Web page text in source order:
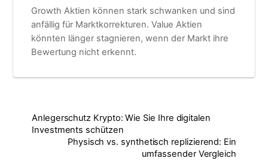
Growth Aktien können stark schwanken und sind
anfällig für Marktkorrekturen. Value Aktien
könnten länger stagnieren, wenn der Markt ihre
Bewertung nicht erkennt.
Anlegerschutz Krypto: Wie Sie Ihre digitalen
Investments schützen
Physisch vs. synthetisch replizierend: Ein
umfassender Vergleich